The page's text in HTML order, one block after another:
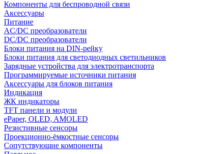
Компоненты для беспроводной связи
Аксессуары
Питание
AC/DC преобразователи
DC/DC преобразователи
Блоки питания на DIN-рейку
Блоки питания для светодиодных светильников
Зарядные устройства для электротранспорта
Программируемые источники питания
Аксессуары для блоков питания
Индикация
ЖК индикаторы
TFT панели и модули
ePaper, OLED, AMOLED
Резистивные сенсоры
Проекционно-ёмкостные сенсоры
Сопутствующие компоненты